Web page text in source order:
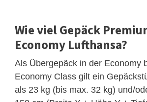
Wie viel Gepäck
Economy Lufthansa?
Als Übergepäck in der Economy
Economy Class gilt ein
als 23 kg (bis max. 32 kg) und/